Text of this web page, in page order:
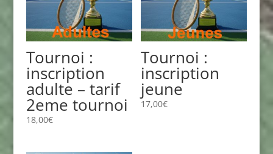
Tournoi :
inscription
adulte – tarif
2eme tournoi
18,00€
Tournoi :
inscription
jeune
17,00€